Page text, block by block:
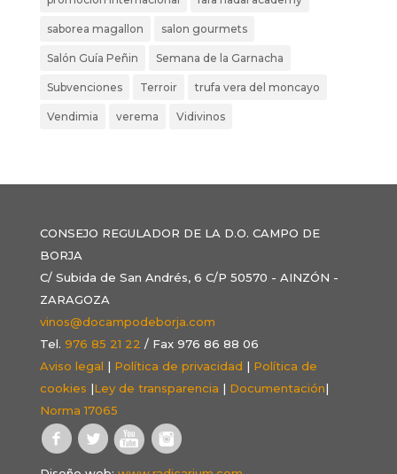
saborea magallon salon gourmets
Salón Guía Peñin Semana de la Garnacha
Subvenciones Terroir trufa vera del moncayo
Vendimia verema Vidivinos
CONSEJO REGULADOR DE LA D.O. CAMPO DE
BORJA
C/ Subida de San Andrés, 6 C/P 50570 - AINZÓN -
ZARAGOZA
vinos@docampodeborja.com
Tel. 976 85 21 22 / Fax 976 86 88 06
Aviso legal | Política de privacidad | Política de
cookies |Ley de transparencia | Documentación|
Norma 17065